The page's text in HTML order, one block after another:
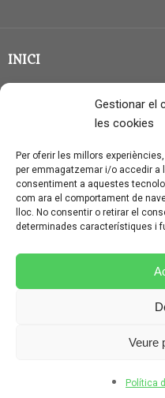
Gestionar el
les cookies
Per oferir les millors
per emmagatzemar i/o accedir a
consentiment a aquestes
com ara el comportament de
lloc. No consentir o retirar el
determinades característiques i
Veure
Política
INICI
CLASSE EN GRUP
QUI SOC?
CONTACTE
AVÍS LEGAL I PROTECCIÓ
POLÍTICA DE COOKIES
CONDICIONS
POLÍTICA DE PRIVACITAT